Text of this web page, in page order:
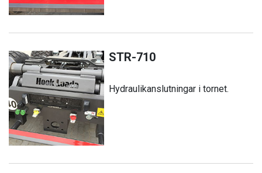
STR-710
Hydraulikanslutningar i tornet.